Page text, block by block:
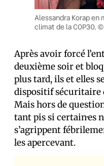
Alessandra Korap en
climat de la COP30.
Après avoir forcé
deuxième soir et
plus tard, ils et elles
dispositif sécuritaire
Mais hors de
tant pis si certain·es
s’agrippent
les apercevant.